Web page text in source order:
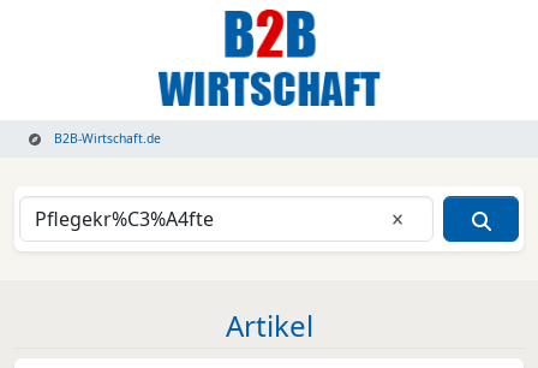
B2B-Wirtschaft.de
Eingabe
Artikel